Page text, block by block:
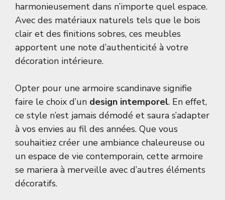
harmonieusement dans n’importe quel espace.
Avec des matériaux naturels tels que le bois
clair et des finitions sobres, ces meubles
apportent une note d’authenticité à votre
décoration intérieure.
Opter pour une armoire scandinave signifie
faire le choix d’un design intemporel. En effet,
ce style n’est jamais démodé et saura s’adapter
à vos envies au fil des années. Que vous
souhaitiez créer une ambiance chaleureuse ou
un espace de vie contemporain, cette armoire
se mariera à merveille avec d’autres éléments
décoratifs.